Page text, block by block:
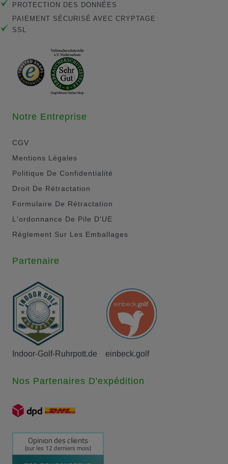
PROTECTION DES DONNÉES
PAIEMENT SÉCURISÉ AVEC CRYPTAGE
SSL
Notre Entreprise
CGV
Mentions Légales
Politique De Confidentialité
Droit De Rétractation
Formulaire De Rétractation
L'ordonnance De Pile D'UE
Règlement Sur Les Emballages
Partenaire
Indoor-Golf-Ruhrpott.de einbeck.golf
Nos Partenaires D'expédition